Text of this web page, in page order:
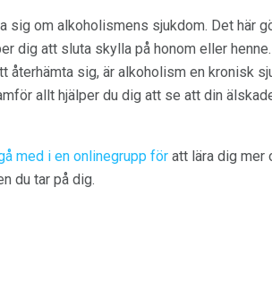
sig om alkoholismens sjukdom. Det här
dig att sluta skylla på honom eller henne.
återhämta sig, är alkoholism en kronisk
allt hjälper du dig att se att din
med i en onlinegrupp för att lära dig mer
du tar på dig.